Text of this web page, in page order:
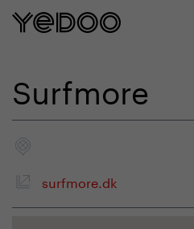
Surfmore
surfmore.dk